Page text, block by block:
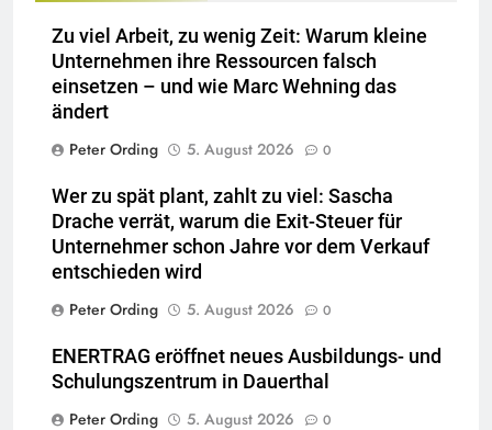
Zu viel Arbeit, zu wenig Zeit: Warum kleine
Unternehmen ihre Ressourcen falsch
einsetzen – und wie Marc Wehning das
ändert
Peter Ording
5. August 2026 0
Wer zu spät plant, zahlt zu viel: Sascha
Drache verrät, warum die Exit-Steuer für
Unternehmer schon Jahre vor dem Verkauf
entschieden wird
Peter Ording
5. August 2026 0
ENERTRAG eröffnet neues Ausbildungs- und
Schulungszentrum in Dauerthal
Peter Ording
5. August 2026 0